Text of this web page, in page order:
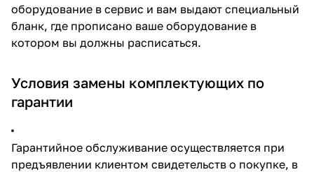
оборудование в сервис и вам выдают специальный
бланк, где прописано ваше оборудование в
котором вы должны расписаться.
Условия замены комплектующих по
гарантии
Гарантийное обслуживание осуществляется при
предъявлении клиентом свидетельств о покупке, в